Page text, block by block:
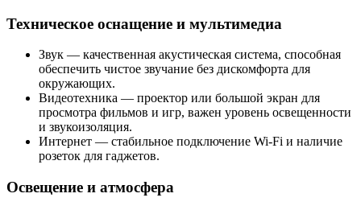
Техническое оснащение и мультимедиа
Звук — качественная акустическая система, способная
обеспечить чистое звучание без дискомфорта для
окружающих.
Видеотехника — проектор или большой экран для
просмотра фильмов и игр, важен уровень освещенности
и звукоизоляция.
Интернет — стабильное подключение Wi-Fi и наличие
розеток для гаджетов.
Освещение и атмосфера